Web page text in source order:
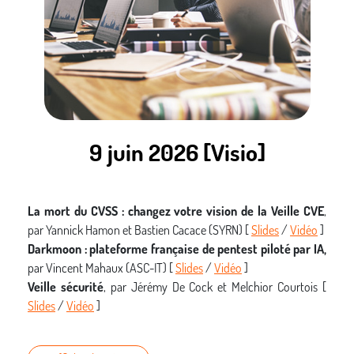
9 juin 2026 [Visio]
La mort du CVSS : changez votre vision de la Veille CVE,
par Yannick Hamon et Bastien Cacace (SYRN) [Slides/Vidéo ]
Darkmoon : plateforme française de pentest piloté par IA,
par Vincent Mahaux (ASC-IT) [Slides/Vidéo ]
Veille sécurité, par Jérémy De Cock et Melchior Courtois [
Slides/Vidéo ]